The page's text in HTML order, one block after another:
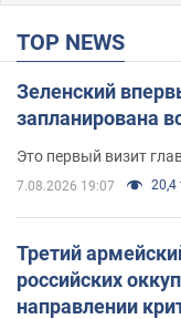
TOP NEWS
Зеленский
запланирована
Это первый визит
7.08.2026 19:07 20,4
Третий
российских
направлении